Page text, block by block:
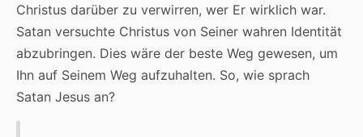
Christus darüber zu verwirren, wer Er wirklich war.
Satan versuchte Christus von Seiner wahren Identität
abzubringen. Dies wäre der beste Weg gewesen, um
Ihn auf Seinem Weg aufzuhalten. So, wie sprach
Satan Jesus an?